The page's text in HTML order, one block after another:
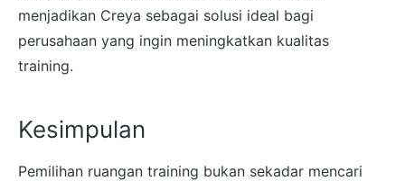
menjadikan Creya sebagai solusi ideal bagi
perusahaan yang ingin meningkatkan kualitas
training.
Kesimpulan
Pemilihan ruangan training bukan sekadar mencari